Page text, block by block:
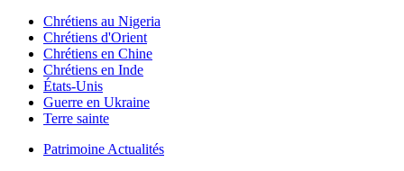
Chrétiens au Nigeria
Chrétiens d'Orient
Chrétiens en Chine
Chrétiens en Inde
États-Unis
Guerre en Ukraine
Terre sainte
Patrimoine Actualités